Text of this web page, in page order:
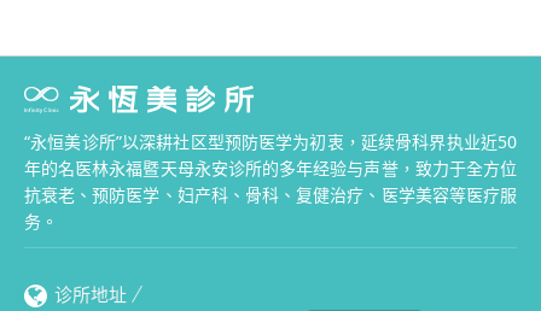
“永恒美诊所”以深耕社区型预防医学为初衷，延续骨科界执业近50
年的名医林永福暨天母永安诊所的多年经验与声誉，致力于全方位
抗衰老、预防医学、妇产科、骨科、复健治疗、医学美容等医疗服
务。
诊所地址